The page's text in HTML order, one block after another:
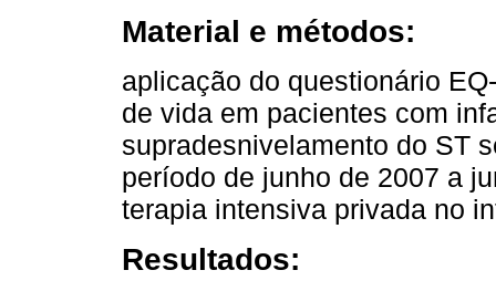
Material e métodos:
aplicação do questionário
de vida em pacientes com
supradesnivelamento do ST
período de junho de 2007 a
terapia intensiva privada no
Resultados: